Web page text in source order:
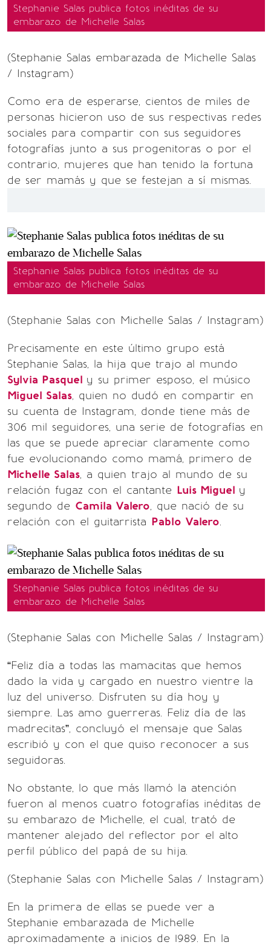
Stephanie Salas publica fotos inéditas de su
embarazo de Michelle Salas
(Stephanie Salas embarazada de Michelle Salas
/ Instagram)
Como era de esperarse, cientos de miles de
personas hicieron uso de sus respectivas redes
sociales para compartir con sus seguidores
fotografías junto a sus progenitoras o por el
contrario, mujeres que han tenido la fortuna
de ser mamás y que se festejan a sí mismas.
Stephanie Salas publica fotos inéditas de su
embarazo de Michelle Salas
(Stephanie Salas con Michelle Salas / Instagram)
Precisamente en este último grupo está
Stephanie Salas, la hija que trajo al mundo
Sylvia Pasquel y su primer esposo, el músico
Miguel Salas, quien no dudó en compartir en
su cuenta de Instagram, donde tiene más de
306 mil seguidores, una serie de fotografías en
las que se puede apreciar claramente como
fue evolucionando como mamá, primero de
Michelle Salas, a quien trajo al mundo de su
relación fugaz con el cantante Luis Miguel y
segundo de Camila Valero, que nació de su
relación con el guitarrista Pablo Valero.
Stephanie Salas publica fotos inéditas de su
embarazo de Michelle Salas
(Stephanie Salas con Michelle Salas / Instagram)
“Feliz día a todas las mamacitas que hemos
dado la vida y cargado en nuestro vientre la
luz del universo. Disfruten su día hoy y
siempre. Las amo guerreras. Feliz día de las
madrecitas”, concluyó el mensaje que Salas
escribió y con el que quiso reconocer a sus
seguidoras.
No obstante, lo que más llamó la atención
fueron al menos cuatro fotografías inéditas de
su embarazo de Michelle, el cual, trató de
mantener alejado del reflector por el alto
perfil público del papá de su hija.
(Stephanie Salas con Michelle Salas / Instagram)
En la primera de ellas se puede ver a
Stephanie embarazada de Michelle
aproximadamente a inicios de 1989. En la